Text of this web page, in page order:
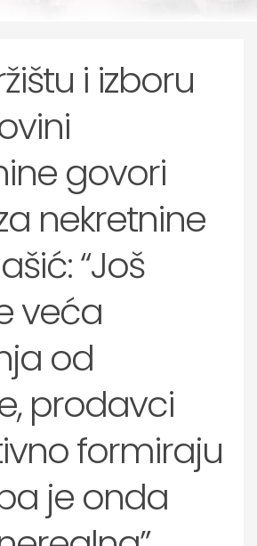
i izboru
govori
nekretnine
“Još
veća
od
prodavci
formiraju
je onda